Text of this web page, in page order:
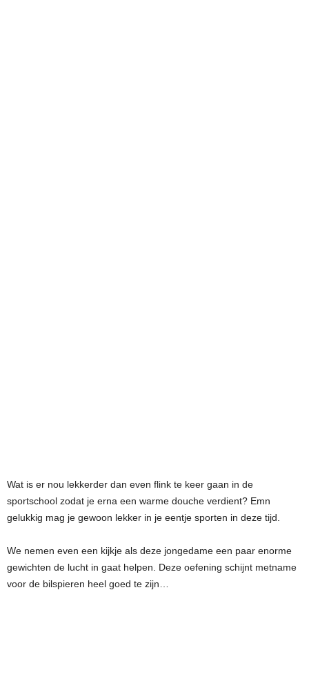
Wat is er nou lekkerder dan even flink te keer gaan in de
sportschool zodat je erna een warme douche verdient? Emn
gelukkig mag je gewoon lekker in je eentje sporten in deze tijd.
We nemen even een kijkje als deze jongedame een paar enorme
gewichten de lucht in gaat helpen. Deze oefening schijnt metname
voor de bilspieren heel goed te zijn…